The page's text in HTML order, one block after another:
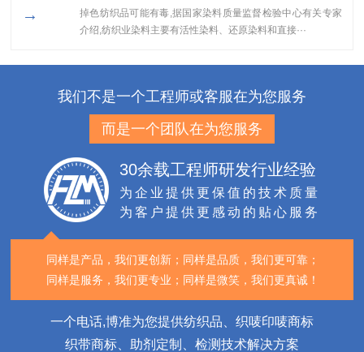
→
掉色纺织品可能有毒,据国家染料质量监督检验中心有关专家
介绍,纺织业染料主要有活性染料、还原染料和直接···
我们不是一个工程师或客服在为您服务
而是一个团队在为您服务
30余载工程师研发行业经验
为企业提供更保值的技术质量
为客户提供更感动的贴心服务
同样是产品，我们更创新； 同样是品质，我们更可靠；
同样是服务，我们更专业； 同样是微笑，我们更真诚！
一个电话,博准为您提供纺织品、织唛印唛商标
织带商标、助剂定制、检测技术解决方案